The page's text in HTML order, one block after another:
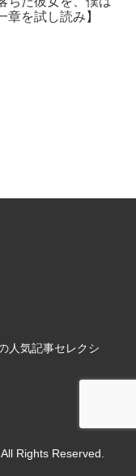
章を試し読み】
人気記事セレクシ
Rights Reserved.